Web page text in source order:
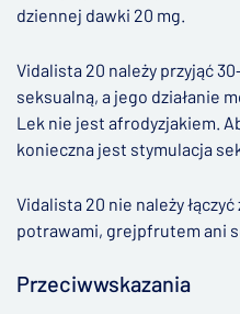
dziennej dawki 20 mg.
Vidalista 20 należy przyjąć
seksualną, a jego działanie
Lek nie jest afrodyzjakiem.
konieczna jest stymulacja
Vidalista 20 nie należy
potrawami, grejpfrutem ani
Przeciwwskazania